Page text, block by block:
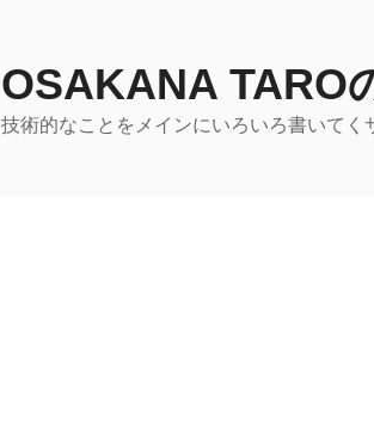
OSAKANA TARO
技術的なことをメインにいろいろ書いてく